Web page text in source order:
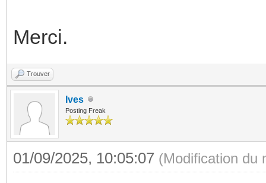
Merci.
Trouver
Ives
Posting Freak
01/09/2025, 10:05:07 (Modification du